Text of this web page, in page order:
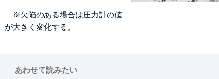
※欠陥のある場合は圧力計の値
が大きく変化する。
あわせて読みたい